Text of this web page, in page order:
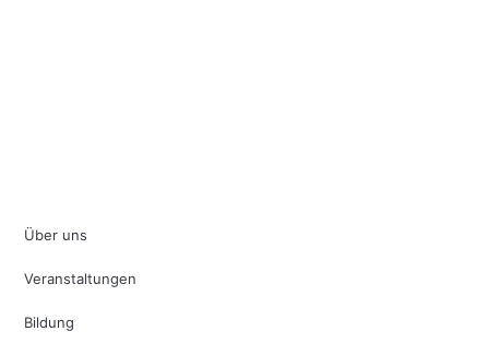
Über uns
Veranstaltungen
Bildung